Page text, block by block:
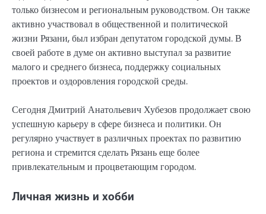
только бизнесом и региональным руководством. Он также
активно участвовал в общественной и политической
жизни Рязани, был избран депутатом городской думы. В
своей работе в думе он активно выступал за развитие
малого и среднего бизнеса, поддержку социальных
проектов и оздоровления городской среды.
Сегодня Дмитрий Анатольевич Хубезов продолжает свою
успешную карьеру в сфере бизнеса и политики. Он
регулярно участвует в различных проектах по развитию
региона и стремится сделать Рязань еще более
привлекательным и процветающим городом.
Личная жизнь и хобби